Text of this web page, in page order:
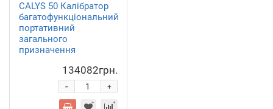
CALYS 50 Калібратор
багатофункціональний
портативний
загального
призначення
134082грн.
+
-